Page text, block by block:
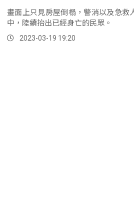
畫面上只見房屋倒榻，警消以及急
中，陸續抬出已經身亡的民眾。
2023-03-19 19:20